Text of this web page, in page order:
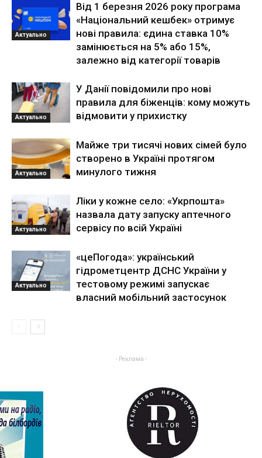
Актуально
Від 1 березня 2026 року програма
«Національний кешбек» отримує
нові правила: єдина ставка 10%
замінюється на 5% або 15%,
залежно від категорії товарів
Актуально
У Данії повідомили про нові
правила для біженців: кому можуть
відмовити у прихистку
Актуально
Майже три тисячі нових сімей було
створено в Україні протягом
минулого тижня
Актуально
Ліки у кожне село: «Укрпошта»
назвала дату запуску аптечного
сервісу по всій Україні
Актуально
«цеПогода»: український
гідрометцентр ДСНС України у
тестовому режимі запускає
власний мобільний застосунок
- Реклама -